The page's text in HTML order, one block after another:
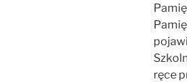
ręce